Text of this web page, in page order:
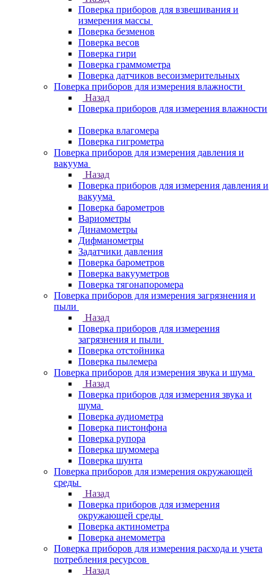
Поверка приборов для взвешивания и
измерения массы
Поверка безменов
Поверка весов
Поверка гири
Поверка граммометра
Поверка датчиков весоизмерительных
Поверка приборов для измерения влажности
Назад
Поверка приборов для измерения влажности
Поверка влагомера
Поверка гигрометра
Поверка приборов для измерения давления и
вакуума
Назад
Поверка приборов для измерения давления и
вакуума
Поверка барометров
Вариометры
Динамометры
Дифманометры
Задатчики давления
Поверка барометров
Поверка вакууметров
Поверка тягонапоромера
Поверка приборов для измерения загрязнения и
пыли
Назад
Поверка приборов для измерения
загрязнения и пыли
Поверка отстойника
Поверка пылемера
Поверка приборов для измерения звука и шума
Назад
Поверка приборов для измерения звука и
шума
Поверка аудиометра
Поверка пистонфона
Поверка рупора
Поверка шумомера
Поверка шунта
Поверка приборов для измерения окружающей
среды
Назад
Поверка приборов для измерения
окружающей среды
Поверка актинометра
Поверка анемометра
Поверка приборов для измерения расхода и учета
потребления ресурсов
Назад